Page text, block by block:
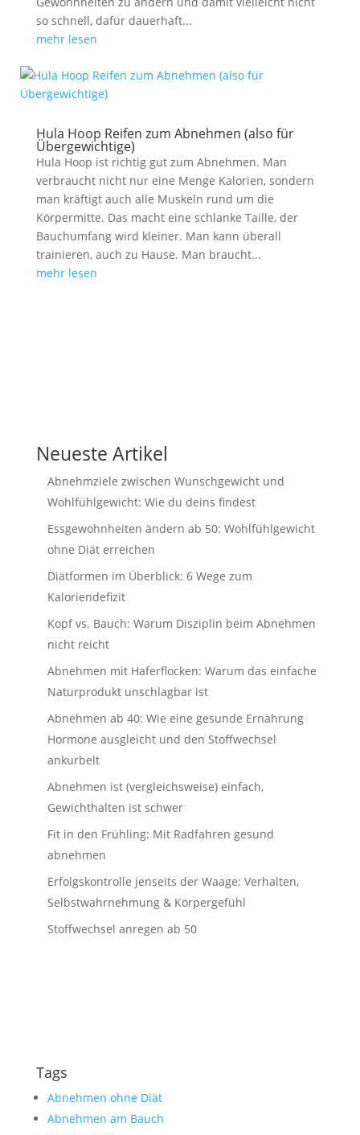
so schnell, dafür dauerhaft...
mehr lesen
Hula Hoop Reifen zum Abnehmen (also für
Übergewichtige)
Hula Hoop ist richtig gut zum Abnehmen. Man
verbraucht nicht nur eine Menge Kalorien, sondern
man kräftigt auch alle Muskeln rund um die
Körpermitte. Das macht eine schlanke Taille, der
Bauchumfang wird kleiner. Man kann überall
trainieren, auch zu Hause. Man braucht...
mehr lesen
Neueste Artikel
Abnehmziele zwischen Wunschgewicht und
Wohlfühlgewicht: Wie du deins findest
Essgewohnheiten ändern ab 50: Wohlfühlgewicht
ohne Diät erreichen
Diätformen im Überblick: 6 Wege zum
Kaloriendefizit
Kopf vs. Bauch: Warum Disziplin beim Abnehmen
nicht reicht
Abnehmen mit Haferflocken: Warum das einfache
Naturprodukt unschlagbar ist
Abnehmen ab 40: Wie eine gesunde Ernährung
Hormone ausgleicht und den Stoffwechsel
ankurbelt
Abnehmen ist (vergleichsweise) einfach,
Gewichthalten ist schwer
Fit in den Frühling: Mit Radfahren gesund
abnehmen
Erfolgskontrolle jenseits der Waage: Verhalten,
Selbstwahrnehmung & Körpergefühl
Stoffwechsel anregen ab 50
Tags
Abnehmen ohne Diät
Abnehmen am Bauch